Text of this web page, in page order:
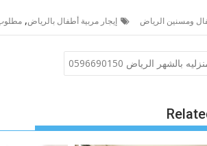
ومسنين الرياض إيجار مربية أطفال بالرياض,
بالشهر الرياض 0596690150